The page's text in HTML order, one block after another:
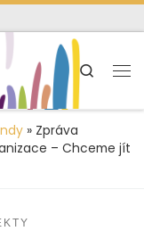
Search
» Zpráva
– Chceme jít